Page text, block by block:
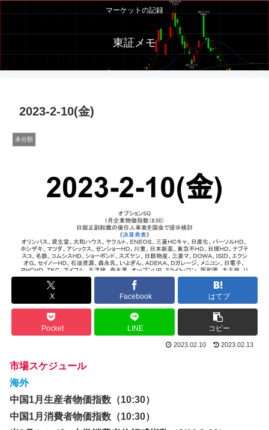
マーケットの記録
東証メモ
2023-2-10(金)
未分類
X Facebook はてブ
Pocket LINE コピー
2023.02.10 2023.02.13
市場スケジュール
海外
中国1月生産者物価指数（10:30）
中国1月消費者物価指数（10:30）